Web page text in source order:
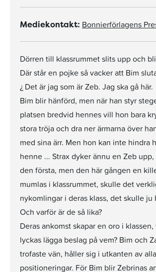
Mediekontakt: Bonnierförlagens
Dörren till klassrummet slits upp och
Där står en pojke så vacker att Bim
¿ Det är jag som är Zeb. Jag ska gå här.
Bim blir hänförd, men när han styr
platsen bredvid hennes vill hon bara
stora tröja och dra ner ärmarna över
med sina ärr. Men hon kan inte hindra
henne ... Strax dyker ännu en Zeb
den första, men den här gången en
mumlas i klassrummet, skulle det
nykomlingar i deras klass, det skulle ju
Och varför är de så lika?
Deras ankomst skapar en oro i
lyckas lägga beslag på vem? Bim och
trofaste vän, håller sig i utkanten av alla
positioneringar. För Bim blir Zebrinas